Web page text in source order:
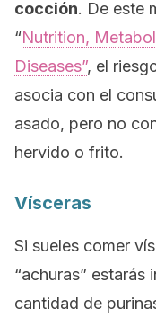
cocción. De este
“Nutrition,
Diseases”, el
asocia con el
asado, pero no
hervido o frito.
Vísceras
Si sueles comer
“achuras” estarás
cantidad de